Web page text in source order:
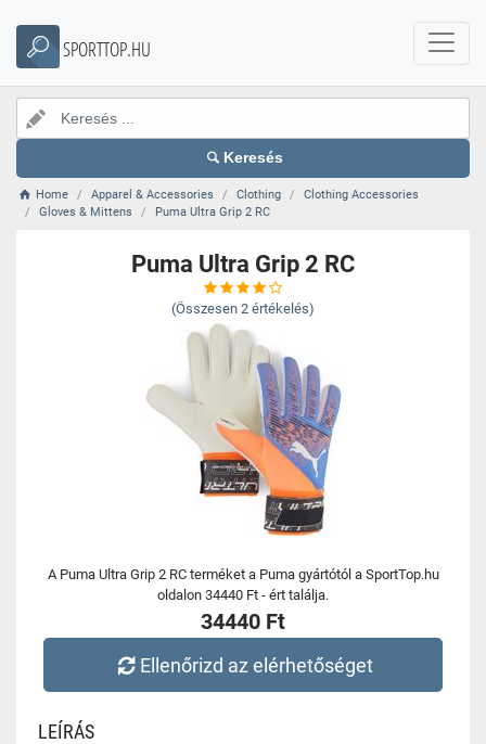
SPORTTOP.HU
Keresés
Home Apparel & Accessories Clothing
Clothing Accessories
Gloves & Mittens
Puma Ultra Grip 2 RC
Puma Ultra Grip 2 RC
(Összesen 2 értékelés)
A Puma Ultra Grip 2 RC terméket a Puma gyártótól a SportTop.hu
oldalon 34440 Ft - ért találja.
34440 Ft
Ellenőrizd az elérhetőséget
LEÍRÁS